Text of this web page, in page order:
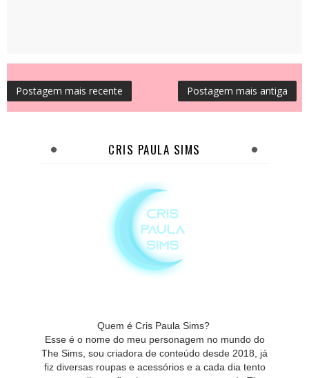
Postagem mais recente Postagem mais antiga
CRIS PAULA SIMS
Quem é Cris Paula Sims?
Esse é o nome do meu personagem no mundo do
The Sims, sou criadora de conteúdo desde 2018, já
fiz diversas roupas e acessórios e a cada dia tento